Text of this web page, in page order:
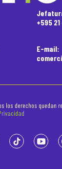
+595
E-mail:
los derechos quedan
tiktok